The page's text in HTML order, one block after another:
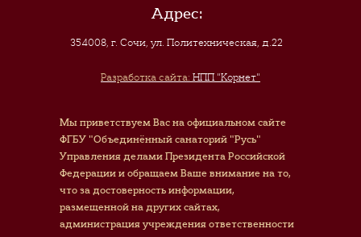
Адрес:
354008, г. Сочи,ул. Политехническая, д.22
Разработка сайта: НПП "Корнет"
Мы приветствуем Вас на официальном сайте
ФГБУ "Объединённый санаторий "Русь"
Управления делами Президента Российской
Федерации и обращаем Ваше внимание на то,
что за достоверность информации,
размещенной на других сайтах,
администрация учреждения ответственности